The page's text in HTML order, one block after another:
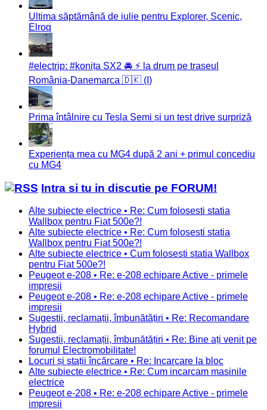
Ultima săptămână de iulie pentru Explorer, Scenic,
Elroq
#electrip: #konița SX2 🚘 ⚡️ la drum pe traseul
România-Danemarca 🇩🇰 (I)
Prima întâlnire cu Tesla Semi și un test drive surpriză
Experiența mea cu MG4 după 2 ani + primul concediu
cu MG4
Intra si tu in discutie pe FORUM!
Alte subiecte electrice • Re: Cum folosesti statia
Wallbox pentru Fiat 500e?!
Alte subiecte electrice • Re: Cum folosesti statia
Wallbox pentru Fiat 500e?!
Alte subiecte electrice • Cum folosesti statia Wallbox
pentru Fiat 500e?!
Peugeot e-208 • Re: e-208 echipare Active - primele
impresii
Peugeot e-208 • Re: e-208 echipare Active - primele
impresii
Sugestii, reclamații, îmbunătățiri • Re: Recomandare
Hybrid
Sugestii, reclamații, îmbunătățiri • Re: Bine ați venit pe
forumul Electromobilitate!
Locuri și stații încărcare • Re: Incarcare la bloc
Alte subiecte electrice • Re: Cum incarcam masinile
electrice
Peugeot e-208 • Re: e-208 echipare Active - primele
impresii